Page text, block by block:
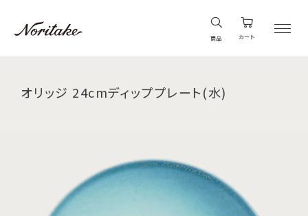
商品 カート
オリッジ 24cmディッププレート(水)